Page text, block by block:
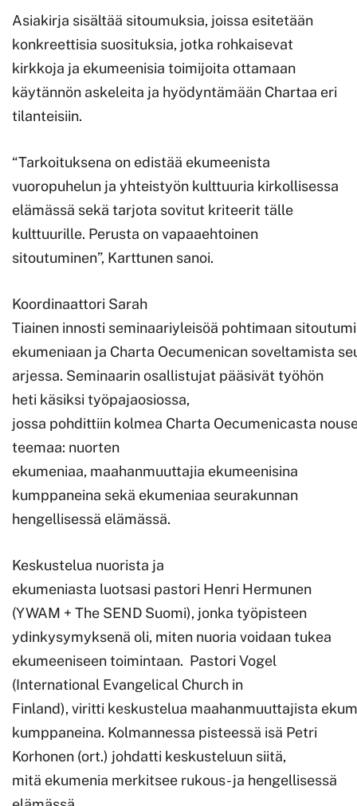
Asiakirja sisältää sitoumuksia, joissa esitetään
konkreettisia suosituksia, jotka rohkaisevat
kirkkoja ja ekumeenisia toimijoita ottamaan
käytännön askeleita ja hyödyntämään Chartaa eri
tilanteisiin.
“Tarkoituksena on edistää ekumeenista
vuoropuhelun ja yhteistyön kulttuuria kirkollisessa
elämässä sekä tarjota sovitut kriteerit tälle
kulttuurille. Perusta on vapaaehtoinen
sitoutuminen”, Karttunen sanoi.
Koordinaattori Sarah
Tiainen innosti seminaariyleisöä pohtimaan
ekumeniaan ja Charta Oecumenican soveltamista
arjessa. Seminaarin osallistujat pääsivät työhön
heti käsiksi työpajaosiossa,
jossa pohdittiin kolmea Charta Oecumenicasta
teemaa: nuorten
ekumeniaa, maahanmuuttajia ekumeenisina
kumppaneina sekä ekumeniaa seurakunnan
hengellisessä elämässä.
Keskustelua nuorista ja
ekumeniasta luotsasi pastori Henri Hermunen
(YWAM + The SEND Suomi), jonka työpisteen
ydinkysymyksenä oli, miten nuoria voidaan tukea
ekumeeniseen toimintaan. Pastori Vogel
(International Evangelical Church in
Finland), viritti keskustelua maahanmuuttajista
kumppaneina. Kolmannessa pisteessä isä Petri
Korhonen (ort.) johdatti keskusteluun siitä,
mitä ekumenia merkitsee rukous- ja hengellisessä